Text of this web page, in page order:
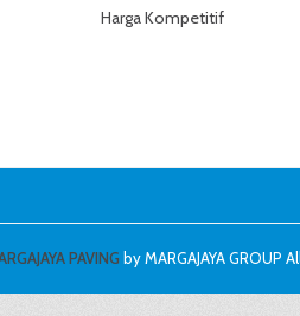
Harga Kompetitif
PAVING by MARGAJAYA GROUP